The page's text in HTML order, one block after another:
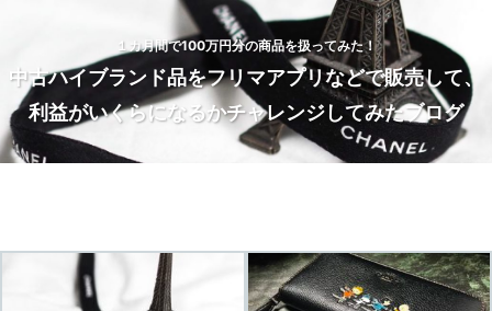
１カ月間で100万円分の商品を扱ってみた！
中古ハイブランド品をフリマアプリなどで販売して、
利益がいくらになるかチャレンジしてみたブログ